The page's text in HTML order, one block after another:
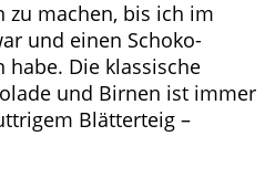
zu machen, bis ich im
und einen Schoko-
habe. Die klassische
und Birnen ist immer
Blätterteig –